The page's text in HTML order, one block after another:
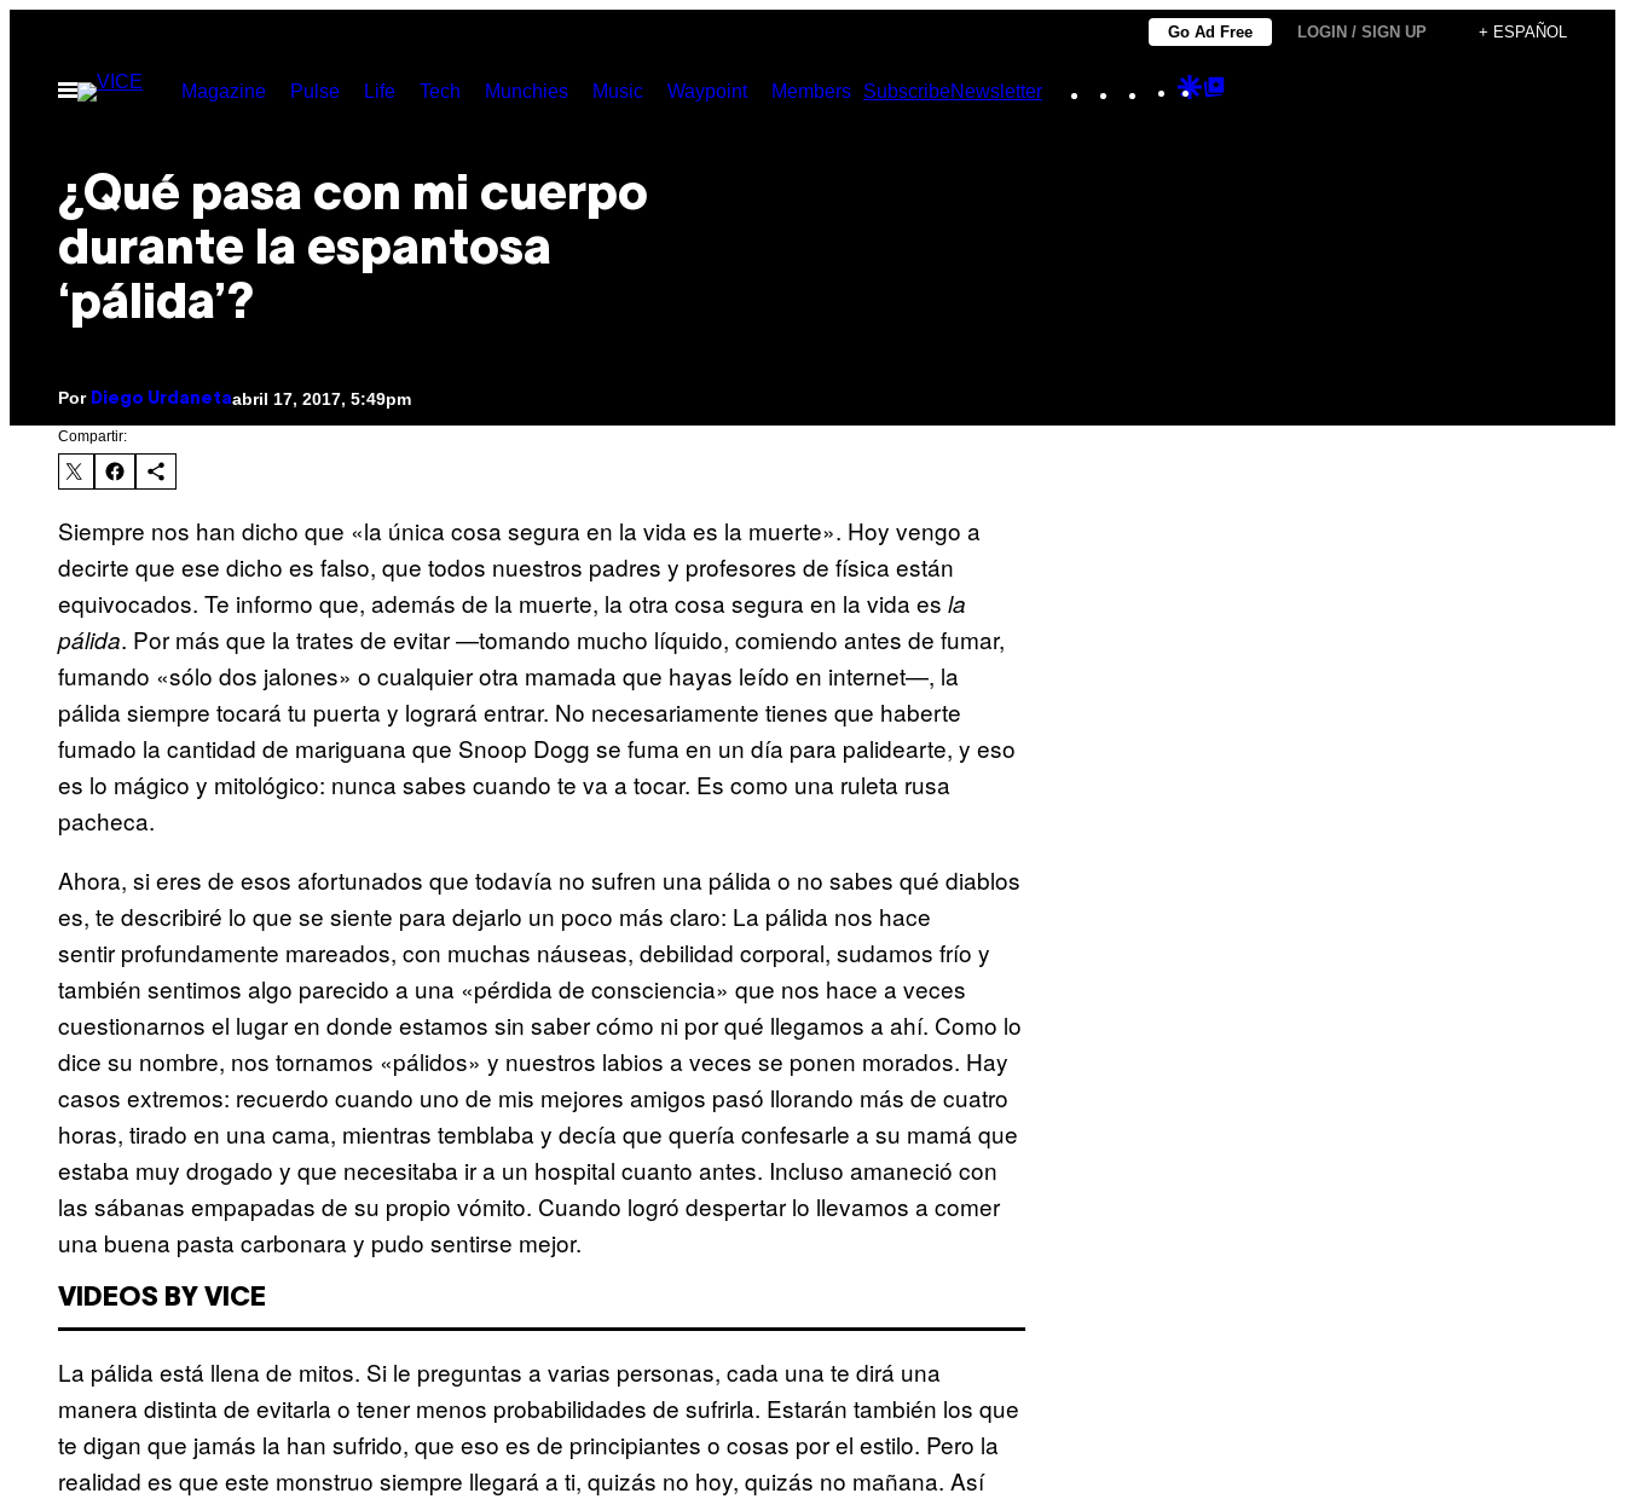
contenido
Go Ad Free LOGIN / SIGN UP + ESPAÑOL
Abrir
Menú
Magazine Pulse Life Tech Munchies Music Waypoint Members SubscribeNewsletter Instagram
TikTokYouTube
Google
¿Qué pasa con mi cuerpo
durante la espantosa
‘pálida’?
Por Diego Urdanetaabril 17, 2017, 5:49pm
Compartir:
Siempre nos han dicho que «la única cosa segura en la vida es la muerte». Hoy vengo a
decirte que ese dicho es falso, que todos nuestros padres y profesores de física están
equivocados. Te informo que, además de la muerte, la otra cosa segura en la vida es la
pálida. Por más que la trates de evitar —tomando mucho líquido, comiendo antes de fumar,
fumando «sólo dos jalones» o cualquier otra mamada que hayas leído en internet—, la
pálida siempre tocará tu puerta y logrará entrar. No necesariamente tienes que haberte
fumado la cantidad de mariguana que Snoop Dogg se fuma en un día para palidearte, y eso
es lo mágico y mitológico: nunca sabes cuando te va a tocar. Es como una ruleta rusa
pacheca.
Ahora, si eres de esos afortunados que todavía no sufren una pálida o no sabes qué diablos
es, te describiré lo que se siente para dejarlo un poco más claro: La pálida nos hace
sentir profundamente mareados, con muchas náuseas, debilidad corporal, sudamos frío y
también sentimos algo parecido a una «pérdida de consciencia» que nos hace a veces
cuestionarnos el lugar en donde estamos sin saber cómo ni por qué llegamos a ahí. Como lo
dice su nombre, nos tornamos «pálidos» y nuestros labios a veces se ponen morados. Hay
casos extremos: recuerdo cuando uno de mis mejores amigos pasó llorando más de cuatro
horas, tirado en una cama, mientras temblaba y decía que quería confesarle a su mamá que
estaba muy drogado y que necesitaba ir a un hospital cuanto antes. Incluso amaneció con
las sábanas empapadas de su propio vómito. Cuando logró despertar lo llevamos a comer
una buena pasta carbonara y pudo sentirse mejor.
VIDEOS BY VICE
La pálida está llena de mitos. Si le preguntas a varias personas, cada una te dirá una
manera distinta de evitarla o tener menos probabilidades de sufrirla. Estarán también los que
te digan que jamás la han sufrido, que eso es de principiantes o cosas por el estilo. Pero la
realidad es que este monstruo siempre llegará a ti, quizás no hoy, quizás no mañana. Así